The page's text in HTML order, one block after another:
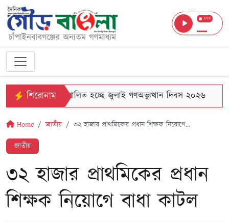
LIVE
শিরোনাম
চাঁপাইনবাবগঞ্জে পালিত হচ্ছে জুলাই গণঅভ্যুত্থান দিবস ২০২৬
Home জাতীয় ৩২ হাজার প্রাথমিকের প্রধান শিক্ষক নিয়োগে...
জাতীয়
৩২ হাজার প্রাথমিকের প্রধান
শিক্ষক নিয়োগে বাধা কাটল